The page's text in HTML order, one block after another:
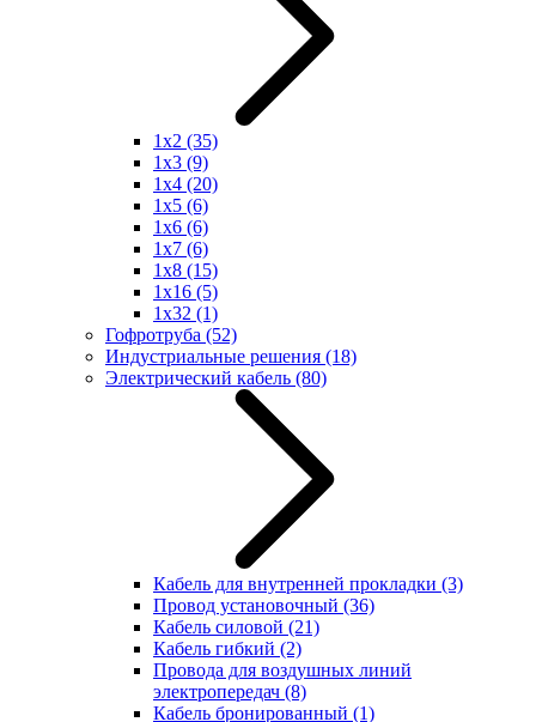
1x2 (35)
1x3 (9)
1x4 (20)
1x5 (6)
1x6 (6)
1x7 (6)
1x8 (15)
1x16 (5)
1x32 (1)
Гофротруба (52)
Индустриальные решения (18)
Электрический кабель (80)
Кабель для внутренней прокладки (3)
Провод установочный (36)
Кабель силовой (21)
Кабель гибкий (2)
Провода для воздушных линий
электропередач (8)
Кабель бронированный (1)